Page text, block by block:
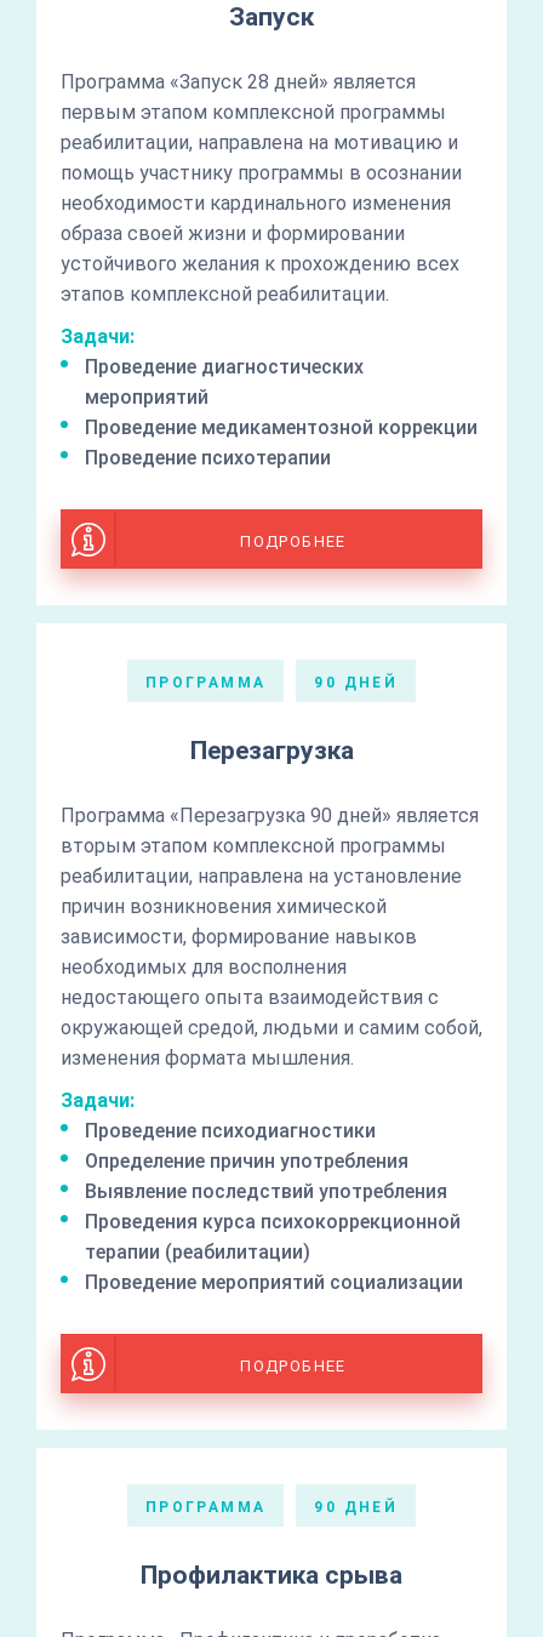
Запуск
Программа «Запуск 28 дней» является
первым этапом комплексной программы
реабилитации, направлена на мотивацию и
помощь участнику программы в осознании
необходимости кардинального изменения
образа своей жизни и формировании
устойчивого желания к прохождению всех
этапов комплексной реабилитации.
Задачи:
Проведение диагностических
мероприятий
Проведение медикаментозной коррекции
Проведение психотерапии
ПОДРОБНЕЕ
ПРОГРАММА 90 ДНЕЙ
Перезагрузка
Программа «Перезагрузка 90 дней» является
вторым этапом комплексной программы
реабилитации, направлена на установление
причин возникновения химической
зависимости, формирование навыков
необходимых для восполнения
недостающего опыта взаимодействия с
окружающей средой, людьми и самим собой,
изменения формата мышления.
Задачи:
Проведение психодиагностики
Определение причин употребления
Выявление последствий употребления
Проведения курса психокоррекционной
терапии (реабилитации)
Проведение мероприятий социализации
ПОДРОБНЕЕ
ПРОГРАММА 90 ДНЕЙ
Профилактика срыва